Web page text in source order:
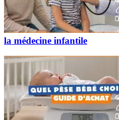
la médecine infantile